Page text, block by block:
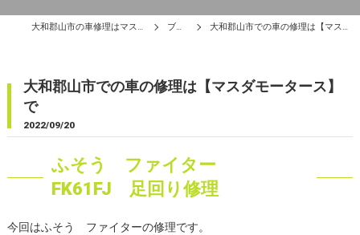
大和郡山市の車修理はマスダモータース ブログ 大和郡山市での車の修理は【マスダモータース】で
大和郡山市での車の修理は【マスダモータース】
で
2022/09/20
ふそう ファイター
FK61FJ 足回り修理
今回はふそう ファイターの修理です。